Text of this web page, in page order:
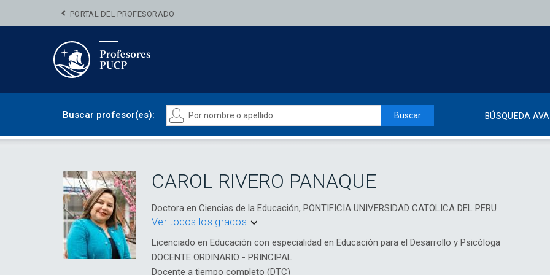
PORTAL DEL PROFESORADO
Buscar profesor(es): Buscar BÚSQUEDA
CAROL RIVERO PANAQUE
Doctora en Ciencias de la Educación, PONTIFICIA UNIVERSIDAD CATOLICA DEL PERU
Ver todos los grados
Licenciado en Educación con especialidad en Educación para el Desarrollo y Psicóloga
DOCENTE ORDINARIO - PRINCIPAL
Docente a tiempo completo (DTC)